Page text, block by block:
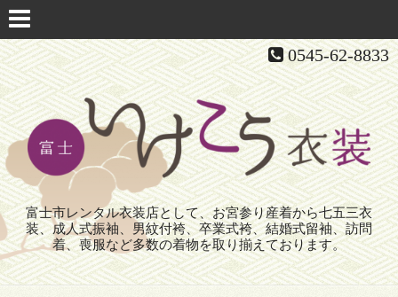
0545-62-8833
富士市レンタル衣装店として、お宮参り産着から七五三衣
装、成人式振袖、男紋付袴、卒業式袴、結婚式留袖、訪問
着、喪服など多数の着物を取り揃えております。